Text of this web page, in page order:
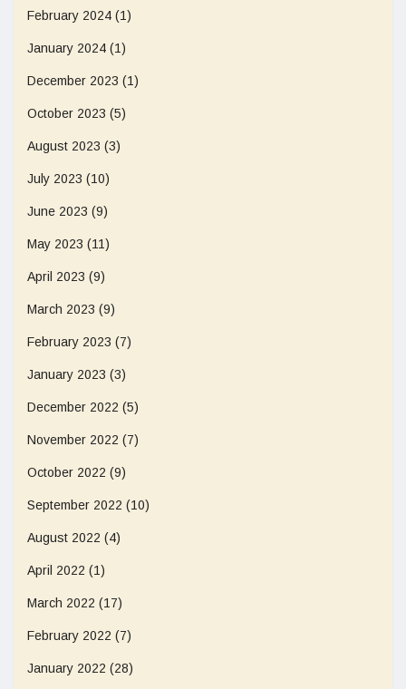
February 2024 (1)
January 2024 (1)
December 2023 (1)
October 2023 (5)
August 2023 (3)
July 2023 (10)
June 2023 (9)
May 2023 (11)
April 2023 (9)
March 2023 (9)
February 2023 (7)
January 2023 (3)
December 2022 (5)
November 2022 (7)
October 2022 (9)
September 2022 (10)
August 2022 (4)
April 2022 (1)
March 2022 (17)
February 2022 (7)
January 2022 (28)